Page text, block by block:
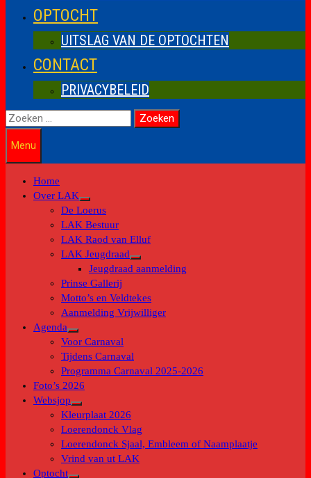
OPTOCHT
UITSLAG VAN DE OPTOCHTEN
CONTACT
PRIVACYBELEID
Zoeken
naar:
Menu
Home
Over LAK
Toon
submenu
De Loerus
LAK Bestuur
LAK Raod van Elluf
LAK Jeugdraad
Toon
Jeugdraad aanmelding
Prinse Gallerij
Motto’s en Veldtekes
Aanmelding Vrijwilliger
Agenda
Toon
submenu
Voor Carnaval
Tijdens Carnaval
Programma Carnaval 2025-2026
Foto’s 2026
Websjop
Toon
submenu
Kleurplaat 2026
Loerendonck Vlag
Loerendonck Sjaal, Embleem of Naamplaatje
Vrind van ut LAK
Optocht